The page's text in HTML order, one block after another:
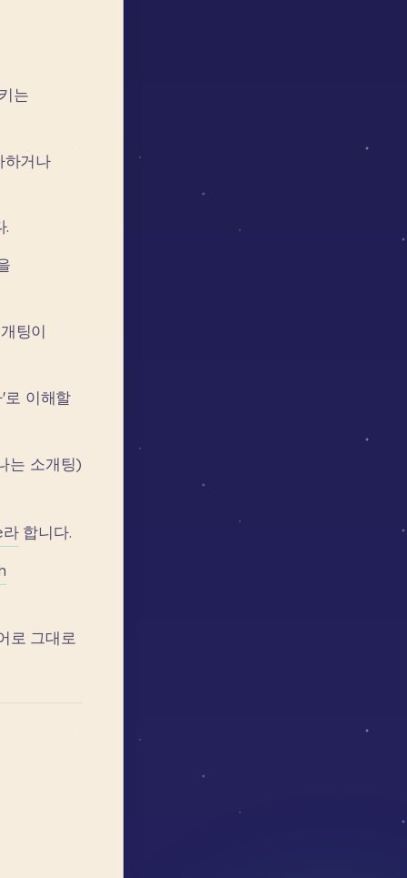
는
하거나
.
팅이
로 이해할
는 소개팅)
합니다.
로 그대로